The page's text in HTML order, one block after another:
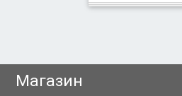
Магазин